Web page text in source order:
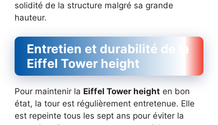
solidité de la structure malgré sa grande
hauteur.
Entretien et durabilité de la
Eiffel Tower height
Pour maintenir la Eiffel Tower height en bon
état, la tour est régulièrement entretenue. Elle
est repeinte tous les sept ans pour éviter la